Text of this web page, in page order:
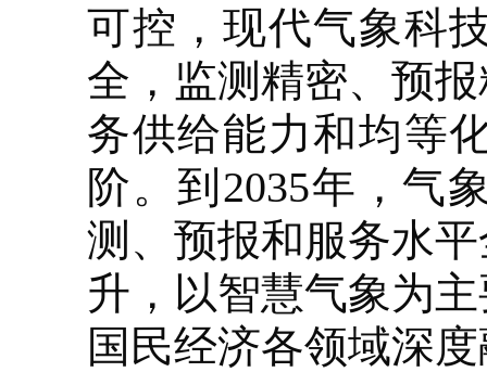
可控，现代气象科
全，监测精密、预
务供给能力和均等
阶。到2035年，气
测、预报和服务水
升，以智慧气象为
国民经济各领域深